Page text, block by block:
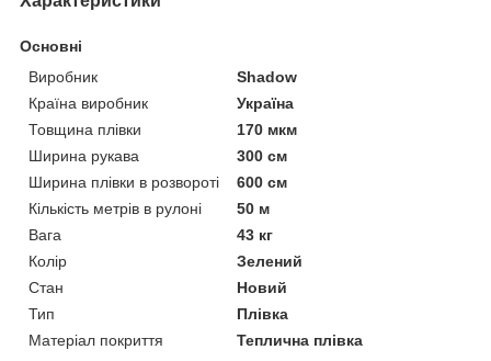
Основні
Виробник
Shadow
Країна виробник
Україна
Товщина плівки
170 мкм
Ширина рукава
300 см
Ширина плівки в розвороті
600 см
Кількість метрів в рулоні
50 м
Вага
43 кг
Колір
Зелений
Стан
Новий
Тип
Плівка
Матеріал покриття
Теплична плівка